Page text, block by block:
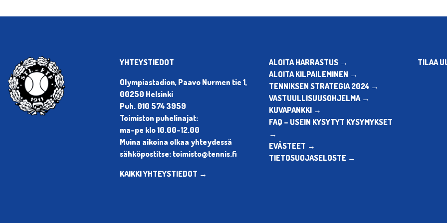
YHTEYSTIEDOT
Olympiastadion, Paavo Nurmen tie 1,
00250 Helsinki
Puh. 010 574 3959
Toimiston puhelinajat:
ma-pe klo 10.00-12.00
Muina aikoina olkaa yhteydessä
sähköpostitse: toimisto@tennis.fi
KAIKKI YHTEYSTIEDOT →
ALOITA HARRASTUS →
ALOITA KILPAILEMINEN →
TENNIKSEN STRATEGIA 2024 →
VASTUULLISUUSOHJELMA →
KUVAPANKKI →
FAQ – USEIN KYSYTYT KYSYMYKSET
→
EVÄSTEET →
TIETOSUOJASELOSTE →
TILAA